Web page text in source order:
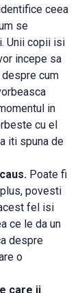
ceea
se
Unii copii isi
incepe sa
cum
in
cu el
iti spuna de
Poate fi
povesti
fel isi
ce le da un
despre
o
care ii